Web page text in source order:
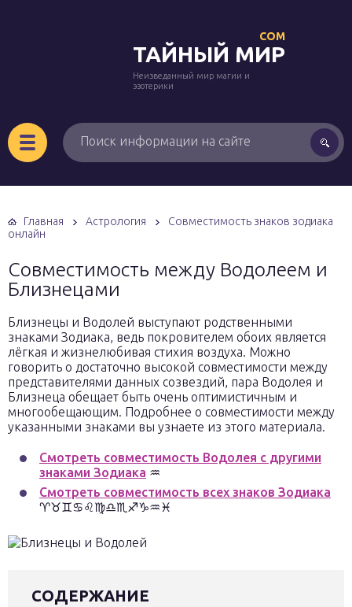
ТАЙНЫЙ МИР
COM
Неизведанный мир магии и
эзотерики
Главная Астрология
Совместимость знаков зодиака
онлайн
Совместимость между Водолеем и
Близнецами
Близнецы и Водолей выступают родственными
знаками Зодиака, ведь покровителем обоих является
лёгкая и жизнелюбивая стихия воздуха. Можно
говорить о достаточно высокой совместимости между
представителями данных созвездий, пара Водолея и
Близнеца обещает быть очень оптимистичным и
многообещающим. Подробнее о совместимости между
указанными знаками вы узнаете из этого материала.
Смотреть совместимость Водолея с другими
знаками Зодиака ♒
Смотреть совместимость всех знаков Зодиака
♈♉♊♋♌♍♎♏♐♑♒♓
СОДЕРЖАНИЕ